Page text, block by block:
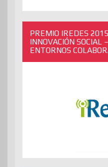
PREMIO IREDES
INNOVACIÓN SOCIAL
ENTORNOS